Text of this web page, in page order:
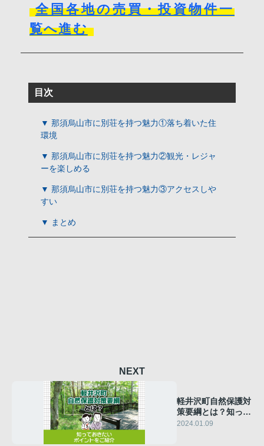
全国各地の売買・投資物件一
覧へ進む
目次
▼ 那須烏山市に別荘を持つ魅力①落ち着いた住
環境
▼ 那須烏山市に別荘を持つ魅力②観光・レジャ
ーを楽しめる
▼ 那須烏山市に別荘を持つ魅力③アクセスしや
すい
▼ まとめ
NEXT
軽井沢町自然保護対
策要綱とは？知って
おきたいポイントを
2024.01.09